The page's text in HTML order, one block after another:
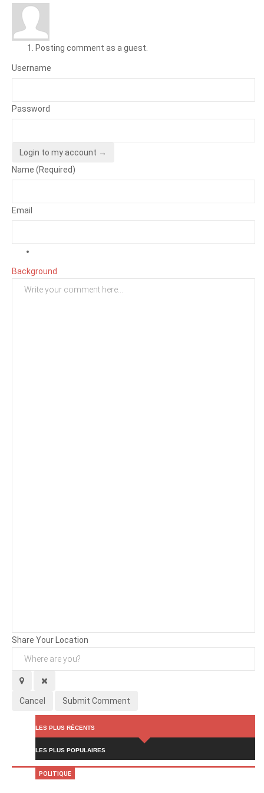
Posting comment as a guest.
Username
Password
Login to my account →
Name (Required)
Email
Background
Share Your Location
Cancel Submit Comment
LES PLUS RÉCENTS
LES PLUS POPULAIRES
POLITIQUE